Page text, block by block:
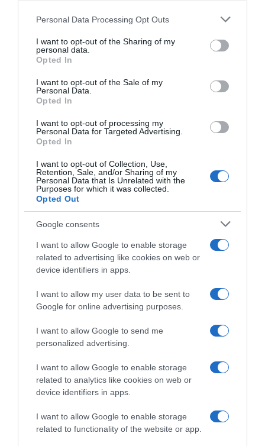
Please note that this website/app uses one or more Google
not limited to your visit or usage behaviour. You may click to
grant or deny consent to Google and its third-party tags to
use your data for below specified purposes in below Google
consent section.
Personal Data Processing Opt Outs
I want to opt-out of the Sharing of my
personal data.
Opted In
I want to opt-out of the Sale of my
Personal Data.
Opted In
I want to opt-out of processing my
Personal Data for Targeted Advertising.
Opted In
I want to opt-out of Collection, Use,
Retention, Sale, and/or Sharing of my
Personal Data that Is Unrelated with the
Purposes for which it was collected.
Opted Out
Google consents
I want to allow Google to enable storage
related to advertising like cookies on web or
device identifiers in apps.
I want to allow my user data to be sent to
Google for online advertising purposes.
I want to allow Google to send me
personalized advertising.
I want to allow Google to enable storage
related to analytics like cookies on web or
device identifiers in apps.
I want to allow Google to enable storage
related to functionality of the website or app.
Címkék: beszólás,Marics Peti,Herceg Erika
Korábbi bejegyzések Következő bejegyzés
HASONLÓ BEJEGYZÉSEK
2026-08-08.